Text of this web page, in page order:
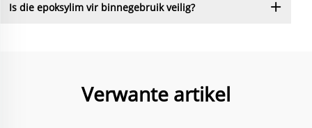
Is die epoksylim vir binnegebruik veilig?
Verwante artikel